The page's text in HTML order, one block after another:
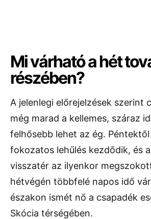
Mi várható a hét
részében?
A jelenlegi előrejelzések szerint
még marad a kellemes, száraz
felhősebb lehet az ég.
fokozatos lehűlés kezdődik, és
visszatér az ilyenkor
hétvégén többfelé napos idő
északon ismét nő a csapadék
Skócia térségében.